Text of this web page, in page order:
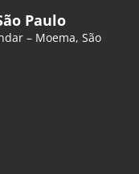
Paulo
– Moema, São